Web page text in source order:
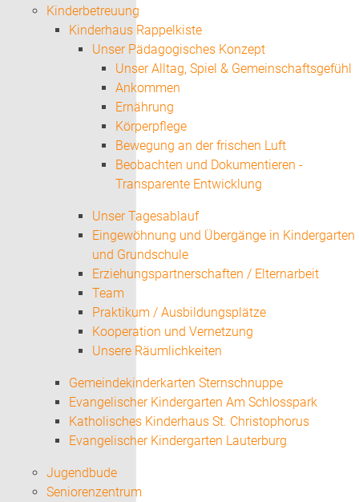
Kinderbetreuung
Kinderhaus Rappelkiste
Unser Pädagogisches Konzept
Unser Alltag, Spiel & Gemeinschaftsgefühl
Ankommen
Ernährung
Körperpflege
Bewegung an der frischen Luft
Beobachten und Dokumentieren -
Transparente Entwicklung
Unser Tagesablauf
Eingewöhnung und Übergänge in Kindergarten
und Grundschule
Erziehungspartnerschaften / Elternarbeit
Team
Praktikum / Ausbildungsplätze
Kooperation und Vernetzung
Unsere Räumlichkeiten
Gemeindekinderkarten Sternschnuppe
Evangelischer Kindergarten Am Schlosspark
Katholisches Kinderhaus St. Christophorus
Evangelischer Kindergarten Lauterburg
Jugendbude
Seniorenzentrum